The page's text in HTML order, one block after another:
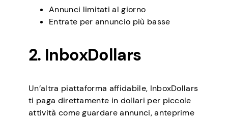
Annunci limitati al giorno
Entrate per annuncio più basse
2. InboxDollars
Un’altra piattaforma affidabile, InboxDollars
ti paga direttamente in dollari per piccole
attività come guardare annunci, anteprime